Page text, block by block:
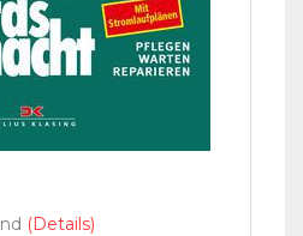
(Details)